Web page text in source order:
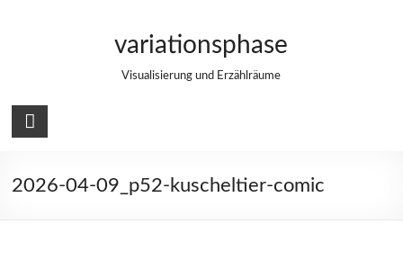
variationsphase
Visualisierung und Erzählräume
2026-04-09_p52-kuscheltier-comic